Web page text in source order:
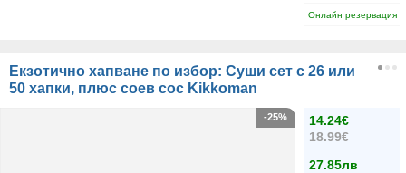
Онлайн резервация
Екзотично хапване по избор: Суши сет с 26 или
50 хапки, плюс соев сос Kikkoman
14.24€
18.99€
27.85лв
-25%